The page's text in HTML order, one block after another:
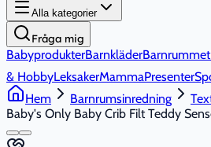
Alla kategorier
Fråga mig
BabyprodukterBarnkläderBarnrummet
& HobbyLeksakerMammaPresenter
Hem
Barnrumsinredning
Baby's Only Baby Crib Filt Teddy